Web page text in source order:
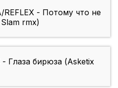
REFLEX - Потому что не
rmx)
- Глаза бирюза (Asketix